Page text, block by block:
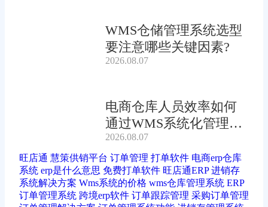
WMS仓储管理系统选型
要注意哪些关键因素?
2026.08.07
电商仓库人员效率如何
通过WMS系统化管理提
升?
2026.08.07
旺店通 慧策供销平台 订单管理 打单软件 电商erp仓库
系统 erp是什么意思 免费打单软件 旺店通ERP 进销存
系统解决方案 Wms系统的价格 wms仓库管理系统 ERP
订单管理系统 跨境erp软件 订单跟踪管理 采购订单管理